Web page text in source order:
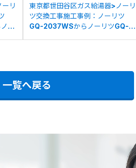
リ
ー
東京都世田谷区ガス給湯器>ノーリ
ツ交換工事施工事例：ノーリツ
GQ-2037WSからノーリツGQ-
一覧へ戻る